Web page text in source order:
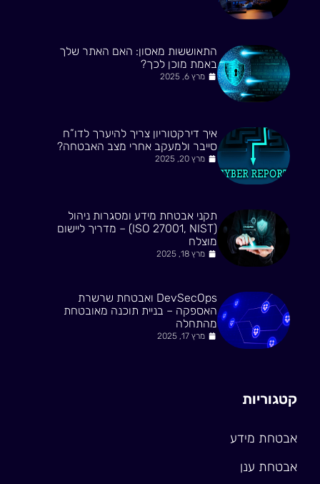
התאוששות מאסון: האם האתר שלך
באמת מוכן לכך?
מרץ 6, 2025
איך דירקטוריון צריך להיערך לדו”ח
סייבר ולמעקב אחרי מצב האבטחה?
מרץ 20, 2025
תקני אבטחת מידע ומסגרות ניהול
(ISO 27001, NIST) – מדריך ליישום
מוצלח
מרץ 18, 2025
DevSecOps ואבטחת שרשרת
האספקה – בניית תוכנה מאובטחת
מהתחלה
מרץ 17, 2025
קטגוריות
אבטחת מידע
אבטחת ענן